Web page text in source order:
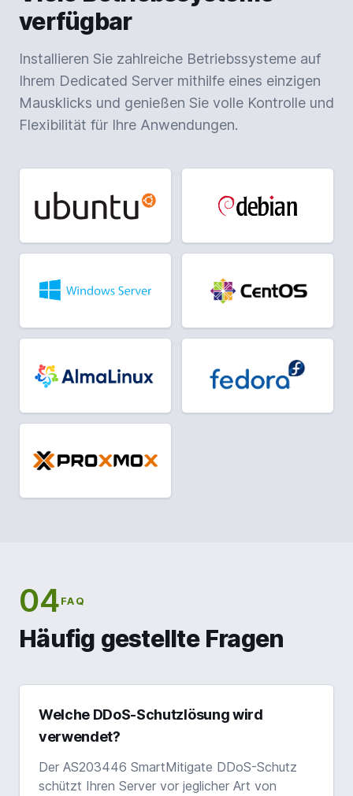
verfügbar
Installieren Sie zahlreiche Betriebssysteme auf
Ihrem Dedicated Server mithilfe eines einzigen
Mausklicks und genießen Sie volle Kontrolle und
Flexibilität für Ihre Anwendungen.
04 FAQ
Häufig gestellte Fragen
Welche DDoS-Schutzlösung wird
verwendet?
Der AS203446 SmartMitigate DDoS-Schutz
schützt Ihren Server vor jeglicher Art von